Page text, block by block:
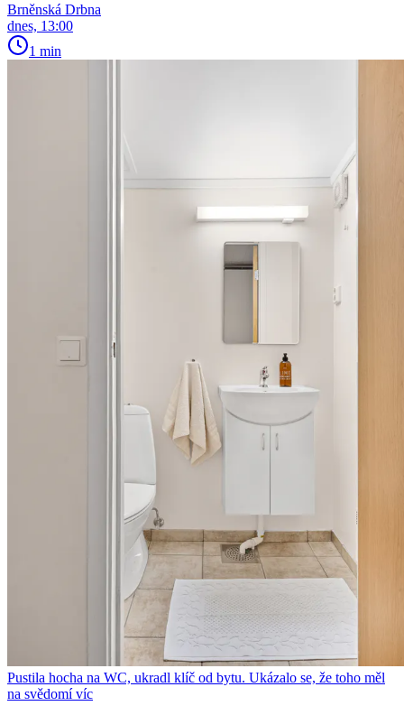
Brněnská Drbna
dnes, 13:00
1 min
Pustila hocha na WC, ukradl klíč od bytu. Ukázalo se, že toho měl
na svědomí víc